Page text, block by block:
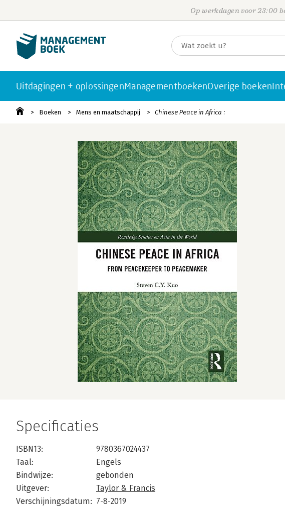
Op werkdagen voor 23:00
Uitdagingen + oplossingenManagementboekenOverige boeken
Boeken Mens en maatschappij Chinese Peace in Africa :
Specificaties
ISBN13:
9780367024437
Taal:
Engels
Bindwijze:
gebonden
Uitgever:
Taylor & Francis
Verschijningsdatum: 7-8-2019